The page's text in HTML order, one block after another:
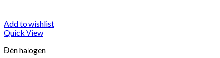
Add to wishlist
Quick View
Đèn halogen